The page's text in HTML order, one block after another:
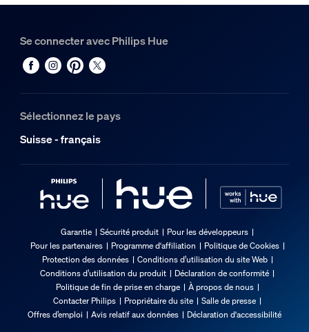
Se connecter avec Philips Hue
Sélectionnez le pays
Suisse - français
Garantie Sécurité produit
Pour les développeurs
Pour les partenaires
Programme d'affiliation
Politique de Cookies
Protection des données
Conditions d’utilisation du site Web
Conditions d’utilisation du produit
Déclaration de conformité
Politique de fin de prise en charge
À propos de nous
Contacter Philips
Propriétaire du site
Salle de presse
Offres d’emploi
Avis relatif aux données Déclaration d'accessibilité